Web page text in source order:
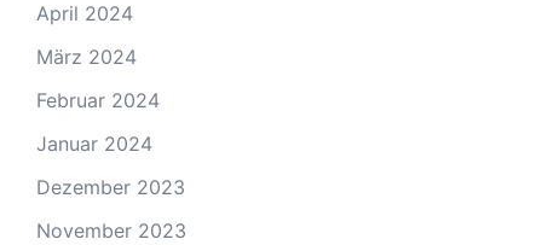
April 2024
März 2024
Februar 2024
Januar 2024
Dezember 2023
November 2023